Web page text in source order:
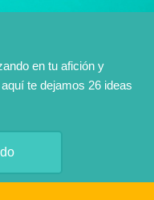
en tu afición y
te dejamos 26 ideas